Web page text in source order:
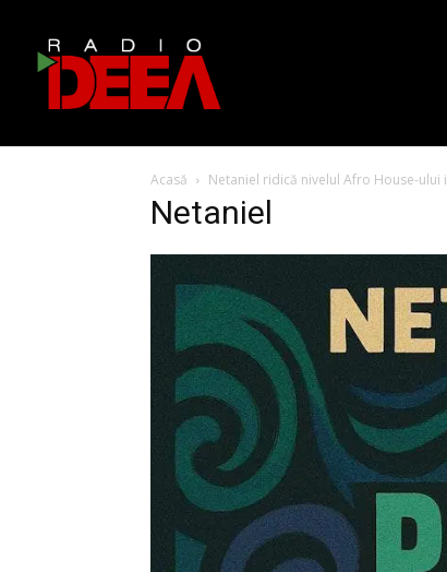
Acasă Netaniel ridică nivelul Afro House-ului
Netaniel